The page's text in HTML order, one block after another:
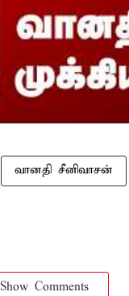
வானதி சீனிவாசன்
Show Comments